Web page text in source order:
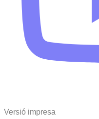
Versió impresa